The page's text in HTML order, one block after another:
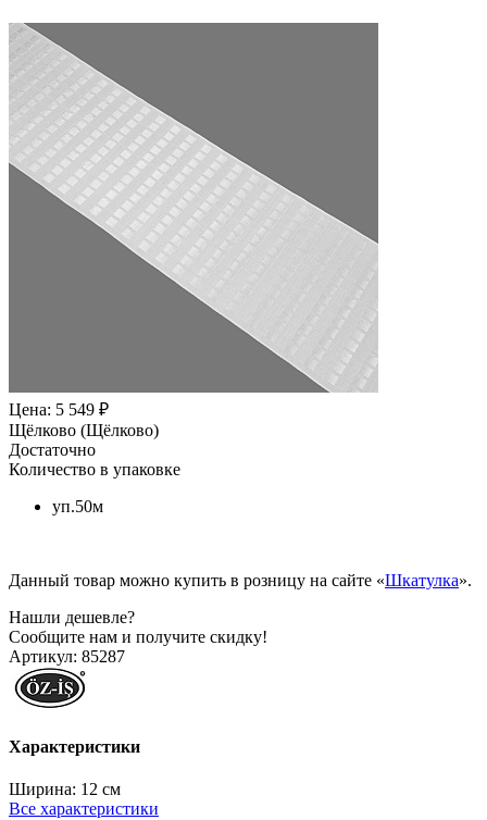
Цена: 5 549 ₽
Щёлково (Щёлково)
Достаточно
Количество в упаковке
уп.50м
Данный товар можно купить в розницу на сайте «Шкатулка».
Нашли дешевле?
Сообщите нам и получите скидку!
Артикул: 85287
Характеристики
Ширина: 12 см
Все характеристики